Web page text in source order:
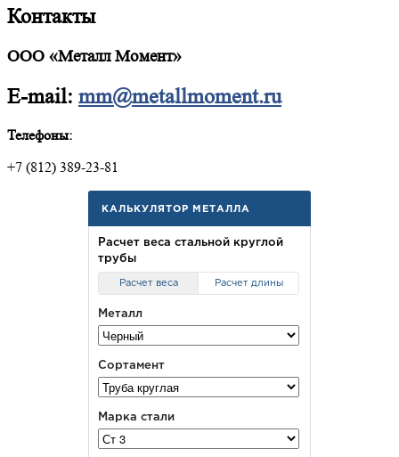
Контакты
ООО «Металл Момент»
E-mail: mm@metallmoment.ru
Телефоны:
+7 (812) 389-23-81